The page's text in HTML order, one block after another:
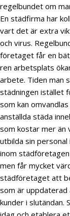
regelbundet om
En städfirma har
vart det är extra
och virus.
företaget får en
ren arbetsplats
arbete. Tiden man
städningen istället
som kan
anställda städa
som kostar mer än
utbilda sin
inom
men får mycket
städföretaget att
som är
kunder i